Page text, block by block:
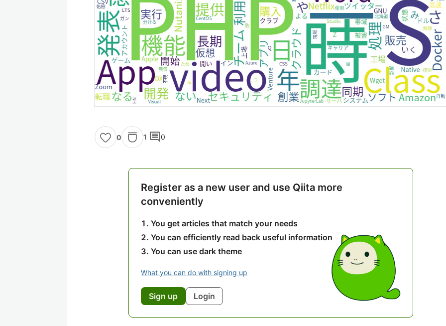
0 1 comment0
Register as a new user and use Qiita more
conveniently
You get articles that match your needs
You can efficiently read back useful information
You can use dark theme
What you can do with signing up
Sign up Login